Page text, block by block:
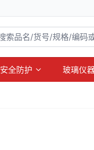
安全防护 玻璃仪